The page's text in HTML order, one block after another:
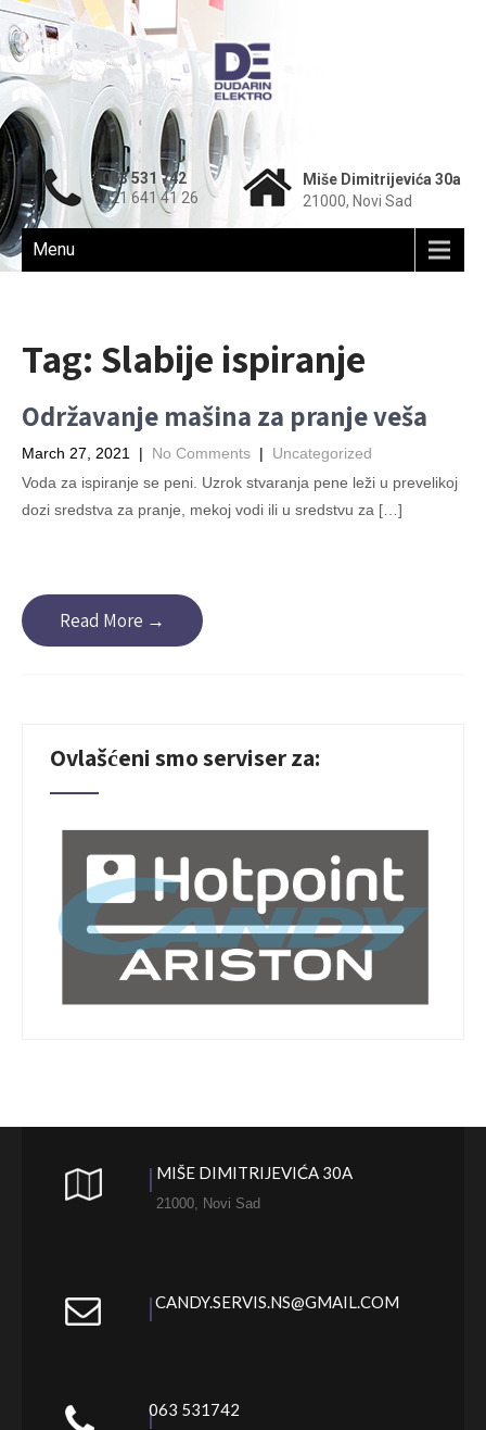
063 531 742
021 641 41 26
Miše Dimitrijevića 30a
21000, Novi Sad
Menu
Tag: Slabije ispiranje
Održavanje mašina za pranje veša
March 27, 2021 | No Comments | Uncategorized
Voda za ispiranje se peni. Uzrok stvaranja pene leži u prevelikoj
dozi sredstva za pranje, mekoj vodi ili u sredstvu za […]
Read More →
Ovlašćeni smo serviser za:
MIŠE DIMITRIJEVIĆA 30A
21000, Novi Sad
CANDY.SERVIS.NS@GMAIL.COM
063 531742